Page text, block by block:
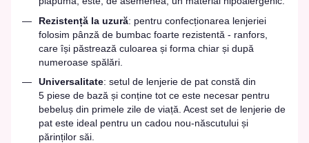
Rezistență la uzură: pentru confecționarea lenjeriei
folosim pânză de bumbac foarte rezistentă - ranfors,
care își păstrează culoarea și forma chiar și după
numeroase spălări.
Universalitate: setul de lenjerie de pat constă din
5 piese de bază și conține tot ce este necesar pentru
bebeluș din primele zile de viață. Acest set de lenjerie de
pat este ideal pentru un cadou nou-născutului și
părinților săi.